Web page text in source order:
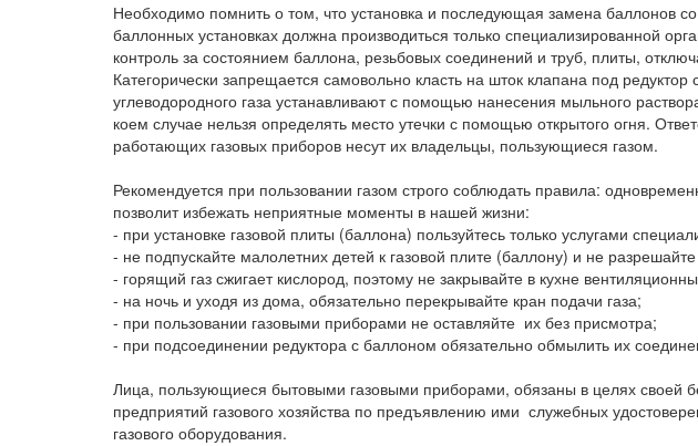
Необходимо помнить о том, что установка и последующая замена баллонов
баллонных установках должна производиться только специализированной
контроль за состоянием баллона, резьбовых соединений и труб, плиты,
Категорически запрещается самовольно класть на шток клапана под
углеводородного газа устанавливают с помощью нанесения мыльного
коем случае нельзя определять место утечки с помощью открытого огня.
работающих газовых приборов несут их владельцы, пользующиеся газом.
Рекомендуется при пользовании газом строго соблюдать правила:
позволит избежать неприятные моменты в нашей жизни:
- при установке газовой плиты (баллона) пользуйтесь только услугами
- не подпускайте малолетних детей к газовой плите (баллону) и не
- горящий газ сжигает кислород, поэтому не закрывайте в кухне
- на ночь и уходя из дома, обязательно перекрывайте кран подачи газа;
- при пользовании газовыми приборами не оставляйте их без присмотра;
- при подсоединении редуктора с баллоном обязательно обмылить их
Лица, пользующиеся бытовыми газовыми приборами, обязаны в целях своей
предприятий газового хозяйства по предъявлению ими служебных
газового оборудования.